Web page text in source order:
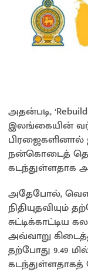
அதன்படி,
இலங்கையின்
நன்கொடைத்
கடந்துள்ளதாக
அதேபோல்,
நிதியுதவியும்
சுட்டிக்காட்டிய
அவ்வாறு
தற்போது 9.49
கடந்துள்ளதாகத்